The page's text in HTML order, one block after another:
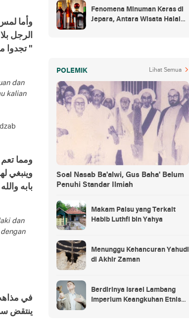
ﻭﺃﻣﺎ
اﻟﺮﺟﻞ
ﺗﺠﺪﻭا ﻣﺎء ﻓﺘﻴﻤﻤﻮا} "
dan
kalian
ومما
وينبغي
بابه
dan
ينتقض
Fenomena Minuman Keras di
Jepara, Antara Wisata Halal
POLEMIK Lihat Semua
Soal Nasab Ba'alwi, Gus Baha' Belum
Penuhi Standar Ilmiah
Makam Palsu yang Terkait
Habib Luthfi bin Yahya
Menunggu Kehancuran Yahudi
di Akhir Zaman
Berdirinya Israel Lambang
Imperium Keangkuhan Etnis